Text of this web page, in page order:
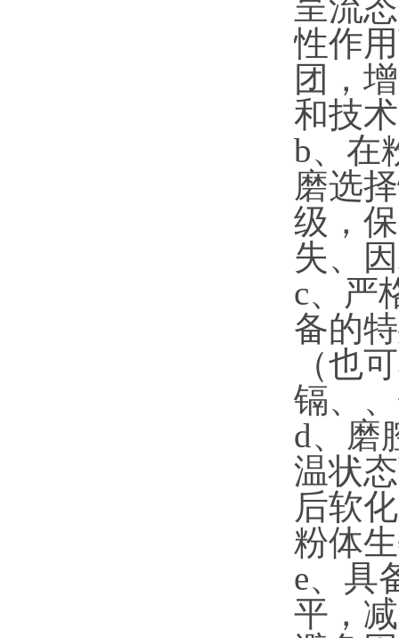
呈流
性作
团，
和技
b、在
磨选
级，
失、
c、严
备的
（也
镉、
d、磨
温状
后软
粉体
e、具
平，